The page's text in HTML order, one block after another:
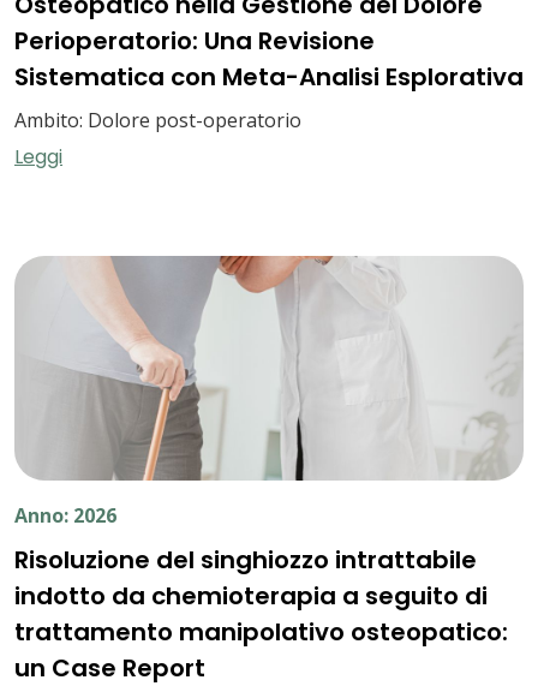
Perioperatorio: Una Revisione
Sistematica con Meta-Analisi Esplorativa
Ambito: Dolore post-operatorio
Leggi
Anno: 2026
Risoluzione del singhiozzo intrattabile
indotto da chemioterapia a seguito di
trattamento manipolativo osteopatico:
un Case Report